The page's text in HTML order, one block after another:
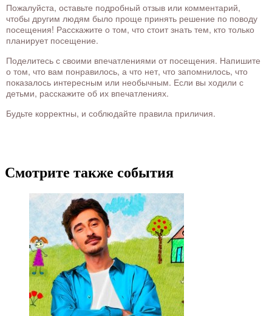
Пожалуйста, оставьте подробный отзыв или комментарий,
чтобы другим людям было проще принять решение по поводу
посещения! Расскажите о том, что стоит знать тем, кто только
планирует посещение.
Поделитесь с своими впечатлениями от посещения. Напишите
о том, что вам понравилось, а что нет, что запомнилось, что
показалось интересным или необычным. Если вы ходили с
детьми, расскажите об их впечатлениях.
Будьте корректны, и соблюдайте правила приличия.
Смотрите также события